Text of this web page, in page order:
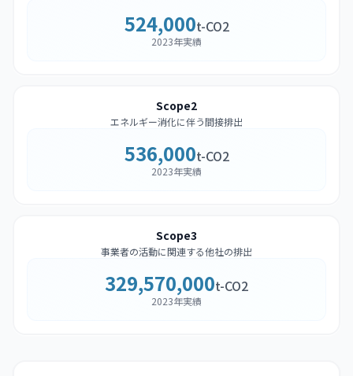
524,000t-CO2
2023年実績
Scope2
エネルギー消化に伴う間接排出
536,000t-CO2
2023年実績
Scope3
事業者の活動に関連する他社の排出
329,570,000t-CO2
2023年実績